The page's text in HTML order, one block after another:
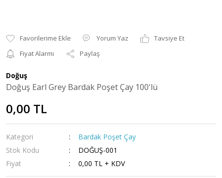
Yorum Yaz
Tavsiye Et
Fiyat Alarmı
Paylaş
Doğuş
Doğuş Earl Grey Bardak Poşet Çay 100'lü
0,00 TL
Kategori
Bardak Poşet Çay
Stok Kodu
DOĞUŞ-001
Fiyat
0,00 TL + KDV